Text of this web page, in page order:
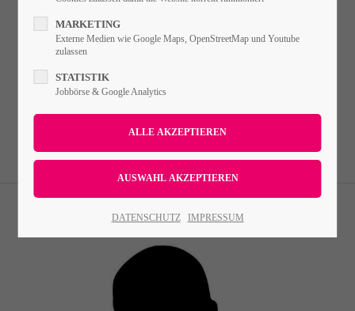
Anmelden
Register
Lorem ipsum dolor sit amet:
24h/ 365days
We offer support for our customers
Lorem ipsum dolor sit amet, consectetuer
adipiscing elit. Aenean commodo ligula eget
dolor. Aenean massa.
MARKETING
Externe Medien wie Google Maps, OpenStreetMap und Youtube
zulassen
STATISTIK
Jobbörse & Google Analytics
DATENSCHUTZ IMPRESSUM